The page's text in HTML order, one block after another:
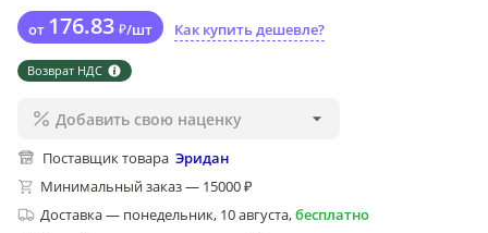
от 176.83 ₽/шт Как купить дешевле?
Возврат НДС
Добавить свою наценку
Поставщик товара Эридан
Минимальный заказ — 15000 ₽
Доставка— понедельник, 10 августа,бесплатно